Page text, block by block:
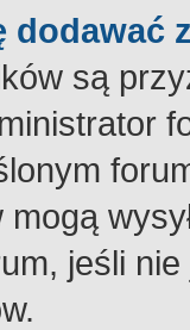
dodawać
są
jeśli